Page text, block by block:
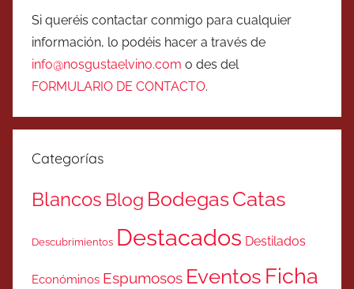
Si queréis contactar conmigo para cualquier
información, lo podéis hacer a través de
info@nosgustaelvino.com o des del
FORMULARIO DE CONTACTO.
Categorías
Blancos Blog BodegasCatas
Descubrimientos Destacados Destilados
Económinos Espumosos Eventos Ficha